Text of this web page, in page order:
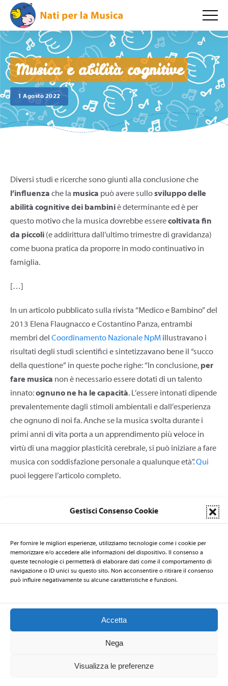
Gestisci Consenso Cookie
Per fornire le migliori esperienze, utilizziamo tecnologie come i cookie per
memorizzare e/o accedere alle informazioni del dispositivo. Il consenso a
queste tecnologie ci permetterà di elaborare dati come il comportamento di
navigazione o ID unici su questo sito. Non acconsentire o ritirare il consenso
può influire negativamente su alcune caratteristiche e funzioni.
Accetta
Nega
Visualizza le preferenze
Musica e abilità cognitive
1 Agosto 2022
Diversi studi e ricerche sono giunti alla conclusione che
l’influenza che la musica può avere sullosviluppo delle
abilità cognitive dei bambiniè determinante ed è per
questo motivo che la musica dovrebbe esserecoltivata fin
da piccoli (e addirittura dall’ultimo trimestre di gravidanza)
come buona pratica da proporre in modo continuativo in
famiglia.
[…]
In un articolo pubblicato sulla rivista “Medico e Bambino” del
2013 Elena Flaugnacco e Costantino Panza, entrambi
membri del Coordinamento Nazionale NpM illustravano i
risultati degli studi scientifici e sintetizzavano bene il “succo
della questione” in queste poche righe: “In conclusione, per
fare musica non è necessario essere dotati di un talento
innato:ognuno ne ha le capacità. L’essere intonati dipende
prevalentemente dagli stimoli ambientali e dall’esperienza
che ognuno di noi fa. Anche se la musica svolta durante i
primi anni di vita porta a un apprendimento più veloce in
virtù di una maggior plasticità cerebrale, si può iniziare a fare
musica con soddisfazione personale a qualunque età”.Qui
puoi leggere l’articolo completo.
LA SEGRETERIA DI NATI PER LA MUSICA È AFFIDATA AL CSB
Centro per la Salute delle Bambine e dei Bambini- via Nicolò de
Telefono: +39 040 3220447 - Fax: +39 040 306839